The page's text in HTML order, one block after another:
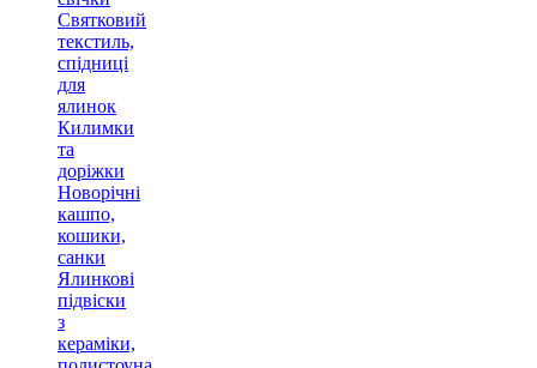
Святковий
текстиль,
спідниці
для
ялинок
Килимки
та
доріжки
Новорічні
кашпо,
кошики,
санки
Ялинкові
підвіски
з
кераміки,